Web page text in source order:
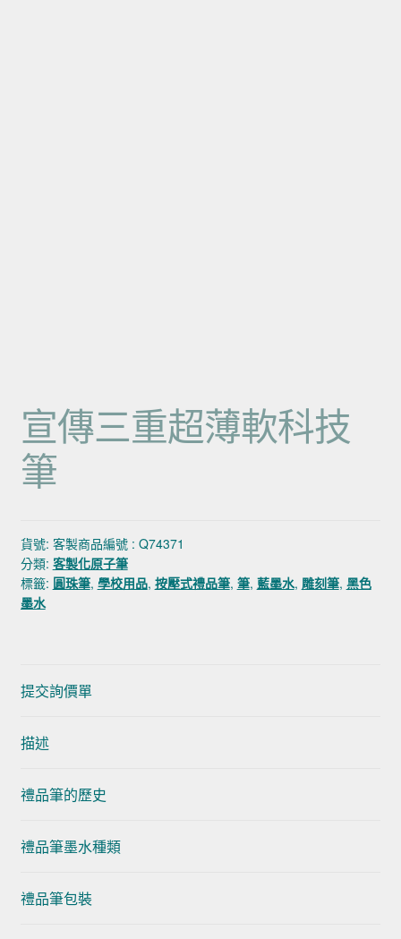
宣傳三重超薄軟科技
筆
貨號: 客製商品編號 : Q74371
分類: 客製化原子筆
標籤: 圓珠筆, 學校用品, 按壓式禮品筆, 筆, 藍墨水, 雕刻筆, 黑色
墨水
提交詢價單
描述
禮品筆的歷史
禮品筆墨水種類
禮品筆包裝